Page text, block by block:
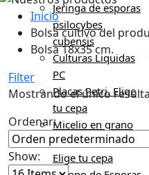
Jeringa de esporas
psilocybes
cubensis
Culturas Liquidas
PC
Placas Petri. Elige
tu cepa
Micelio en grano
100% colonizado.
Elige tu cepa
Inicio
Bolsa cultivo del
Bolsa 18x35 cm.
Filter
Mostrando el único
Ordenar:
Show: